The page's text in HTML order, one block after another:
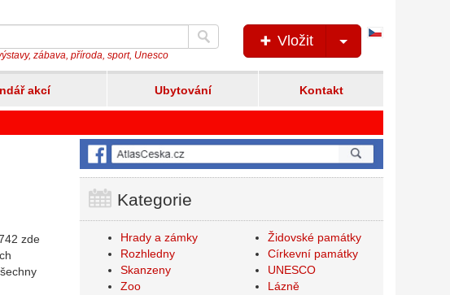
zábava, příroda, sport, Unesco
Vložit
akcí Ubytování Kontakt
zde
Kategorie
Hrady a zámky
Rozhledny
Skanzeny
Zoo
Židovské památky
Církevní památky
UNESCO
Lázně